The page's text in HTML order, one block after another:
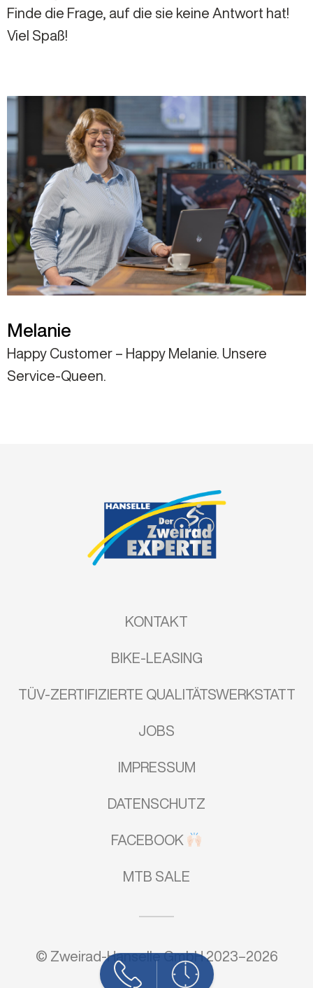
Finde die Frage, auf die sie keine Antwort hat!
Viel Spaß!
Melanie
Happy Customer – Happy Melanie. Unsere
Service-Queen.
KONTAKT
BIKE-LEASING
TÜV-ZERTIFIZIERTE QUALITÄTSWERKSTATT
JOBS
IMPRESSUM
DATENSCHUTZ
FACEBOOK
MTB SALE
© Zweirad-Hanselle GmbH2023–2026